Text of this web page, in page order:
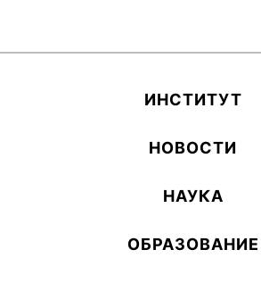
ИН­СТИ­ТУТ
НОВОСТИ
НАУКА
ОБ­РА­ЗОВА­НИЕ